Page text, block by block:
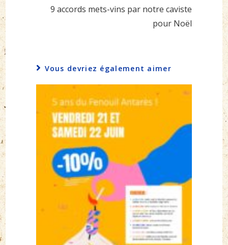
9 accords mets-vins par notre caviste
pour Noël
Vous devriez également aimer